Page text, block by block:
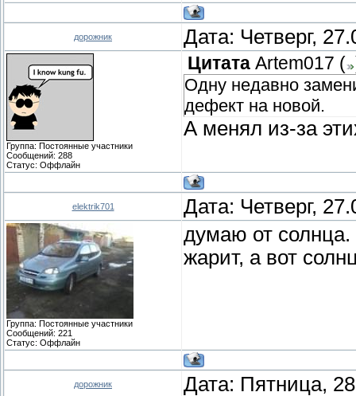
дорожник Дата: Четверг,
Группа: Постоянные участники
Сообщений: 288
Статус: Оффлайн
Цитата Artem017 (
Одну недавно
дефект на новой.
А менял из-за
elektrik701 Дата: Четверг,
Группа: Постоянные участники
Сообщений: 221
Статус: Оффлайн
думаю от солнца.
жарит, а вот
дорожник Дата: Пятница,